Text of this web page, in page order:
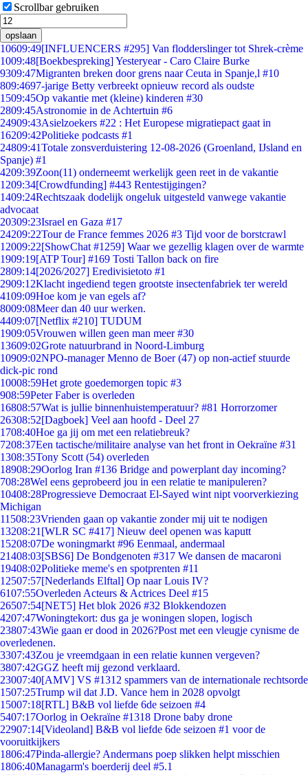
Scrollbar gebruiken
opslaan
10609:49[INFLUENCERS #295] Van flodderslinger tot Shrek-crème
1009:48[Boekbespreking] Yesteryear - Caro Claire Burke
9309:47Migranten breken door grens naar Ceuta in Spanje,l #10
809:4697-jarige Betty verbreekt opnieuw record als oudste
1509:45Op vakantie met (kleine) kinderen #30
2809:45Astronomie in de Achtertuin #6
24909:43Asielzoekers #22 : Het Europese migratiepact gaat in
16209:42Politieke podcasts #1
24809:41Totale zonsverduistering 12-08-2026 (Groenland, IJsland en
Spanje) #1
4209:39Zoon(11) onderneemt werkelijk geen reet in de vakantie
1209:34[Crowdfunding] #443 Rentestijgingen?
1409:24Rechtszaak dodelijk ongeluk uitgesteld vanwege vakantie
advocaat
20309:23Israel en Gaza #17
24209:22Tour de France femmes 2026 #3 Tijd voor de borstcrawl
12009:22[ShowChat #1259] Waar we gezellig klagen over de warmte
1909:19[ATP Tour] #169 Tosti Tallon back on fire
2809:14[2026/2027] Eredivisietoto #1
2909:12Klacht ingediend tegen grootste insectenfabriek ter wereld
4109:09Hoe kom je van egels af?
8009:08Meer dan 40 uur werken.
4409:07[Netflix #210] TUDUM
1909:05Vrouwen willen geen man meer #30
13609:02Grote natuurbrand in Noord-Limburg
10909:02NPO-manager Menno de Boer (47) op non-actief stuurde
dick-pic rond
10008:59Het grote goedemorgen topic #3
908:59Peter Faber is overleden
16808:57Wat is jullie binnenhuistemperatuur? #81 Horrorzomer
26308:52[Dagboek] Veel aan hoofd - Deel 27
1708:40Hoe ga jij om met een relatiebreuk?
7208:37Een tactische/militaire analyse van het front in Oekraïne #31
1308:35Tony Scott (54) overleden
18908:29Oorlog Iran #136 Bridge and powerplant day incoming?
708:28Wel eens geprobeerd jou in een relatie te manipuleren?
10408:28Progressieve Democraat El-Sayed wint nipt voorverkiezing
Michigan
11508:23Vrienden gaan op vakantie zonder mij uit te nodigen
13208:21 [WLR SC #417] Nieuw deel openen was kaputt
15208:07De woningmarkt #96 Eenmaal, andermaal
21408:03[SBS6] De Bondgenoten #317 We dansen de macaroni
19408:02Politieke meme's en spotprenten #11
12507:57[Nederlands Elftal] Op naar Louis IV?
6107:55Overleden Acteurs & Actrices Deel #15
26507:54[NET5] Het blok 2026 #32 Blokkendozen
4207:47Woningtekort: dus ga je woningen slopen, logisch
23807:43Wie gaan er dood in 2026?Post met een vleugje cynisme de
overledenen.
3307:43Zou je vreemdgaan in een relatie kunnen vergeven?
3807:42GGZ heeft mij gezond verklaard.
23007:40[AMV] VS #1312 spammers van de internationale rechtsorde
1507:25Trump wil dat J.D. Vance hem in 2028 opvolgt
15007:18[RTL] B&B vol liefde 6de seizoen #4
5407:17Oorlog in Oekraïne #1318 Drone baby drone
22907:14[Videoland] B&B vol liefde 6de seizoen #1 voor de
vooruitkijkers
1806:47Pinda-allergie? Andermans poep slikken helpt misschien
1806:40Managarm's boerderij deel #5.1